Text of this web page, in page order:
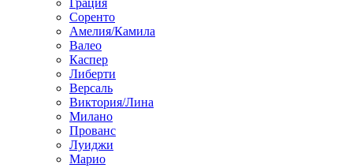
Грация
Соренто
Амелия/Камила
Валео
Каспер
Либерти
Версаль
Виктория/Лина
Милано
Прованс
Луиджи
Марио